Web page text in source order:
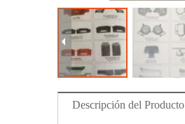
Descripción del Producto